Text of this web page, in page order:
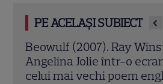
PE ACELAȘI SUBIECT
Jack Ryan: Agentul din
Chris Pine și Kevin
contra cronometru pentru